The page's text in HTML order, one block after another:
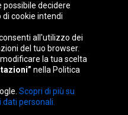
republika
Kingdom
possibile decidere
cookie intendi
all'utilizzo dei
del tuo browser.
la tua scelta
nella Politica
Scopri di più su
personali.